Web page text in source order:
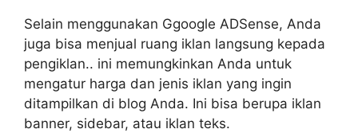
Selain menggunakan Ggoogle ADSense, Anda
juga bisa menjual ruang iklan langsung kepada
pengiklan.. ini memungkinkan Anda untuk
mengatur harga dan jenis iklan yang ingin
ditampilkan di blog Anda. Ini bisa berupa iklan
banner, sidebar, atau iklan teks.